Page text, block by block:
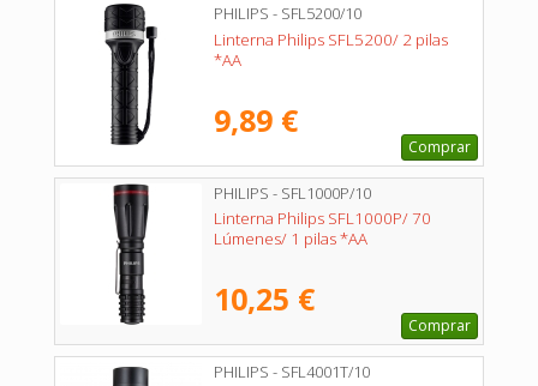
PHILIPS - SFL5200/10
Linterna Philips SFL5200/ 2 pilas
*AA
9,89 €
Comprar
PHILIPS - SFL1000P/10
Linterna Philips SFL1000P/ 70
Lúmenes/ 1 pilas *AA
10,25 €
Comprar
PHILIPS - SFL4001T/10